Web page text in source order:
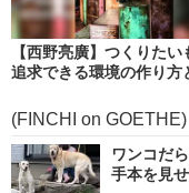
【西野亮廣】つくりたい
追求できる環境の作り方
(FINCHI on GOETHE)
ワンコだ
手本を見